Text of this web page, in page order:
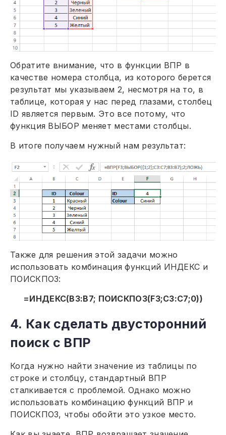
Обратите внимание, что в функции ВПР в
качестве номера столбца, из которого берется
результат мы указываем 2, несмотря на то, в
таблице, которая у нас перед глазами, столбец
ID является первым. Это все потому, что
функция ВЫБОР меняет местами столбцы.
В итоге получаем нужный нам результат:
Также для решения этой задачи можно
использовать комбинация функций ИНДЕКС и
ПОИСКПОЗ:
=ИНДЕКС(B3:B7; ПОИСКПОЗ(F3;C3:C7;0))
4. Как сделать двусторонний
поиск с ВПР
Когда нужно найти значение из таблицы по
строке и столбцу, стандартный ВПР
сталкивается с проблемой. Однако можно
использовать комбинацию функций ВПР и
ПОИСКПОЗ, чтобы обойти это узкое место.